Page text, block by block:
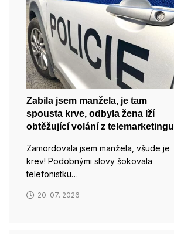
Zabila jsem manžela, je tam
spousta krve, odbyla žena lží
obtěžující volání z telemarketingu
Zamordovala jsem manžela, všude je
krev! Podobnými slovy šokovala
telefonistku…
20. 07. 2026